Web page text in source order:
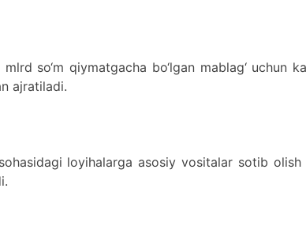
so‘m qiymatgacha bo‘lgan mablag‘ uchun
ajratiladi.
loyihalarga asosiy vositalar sotib olish